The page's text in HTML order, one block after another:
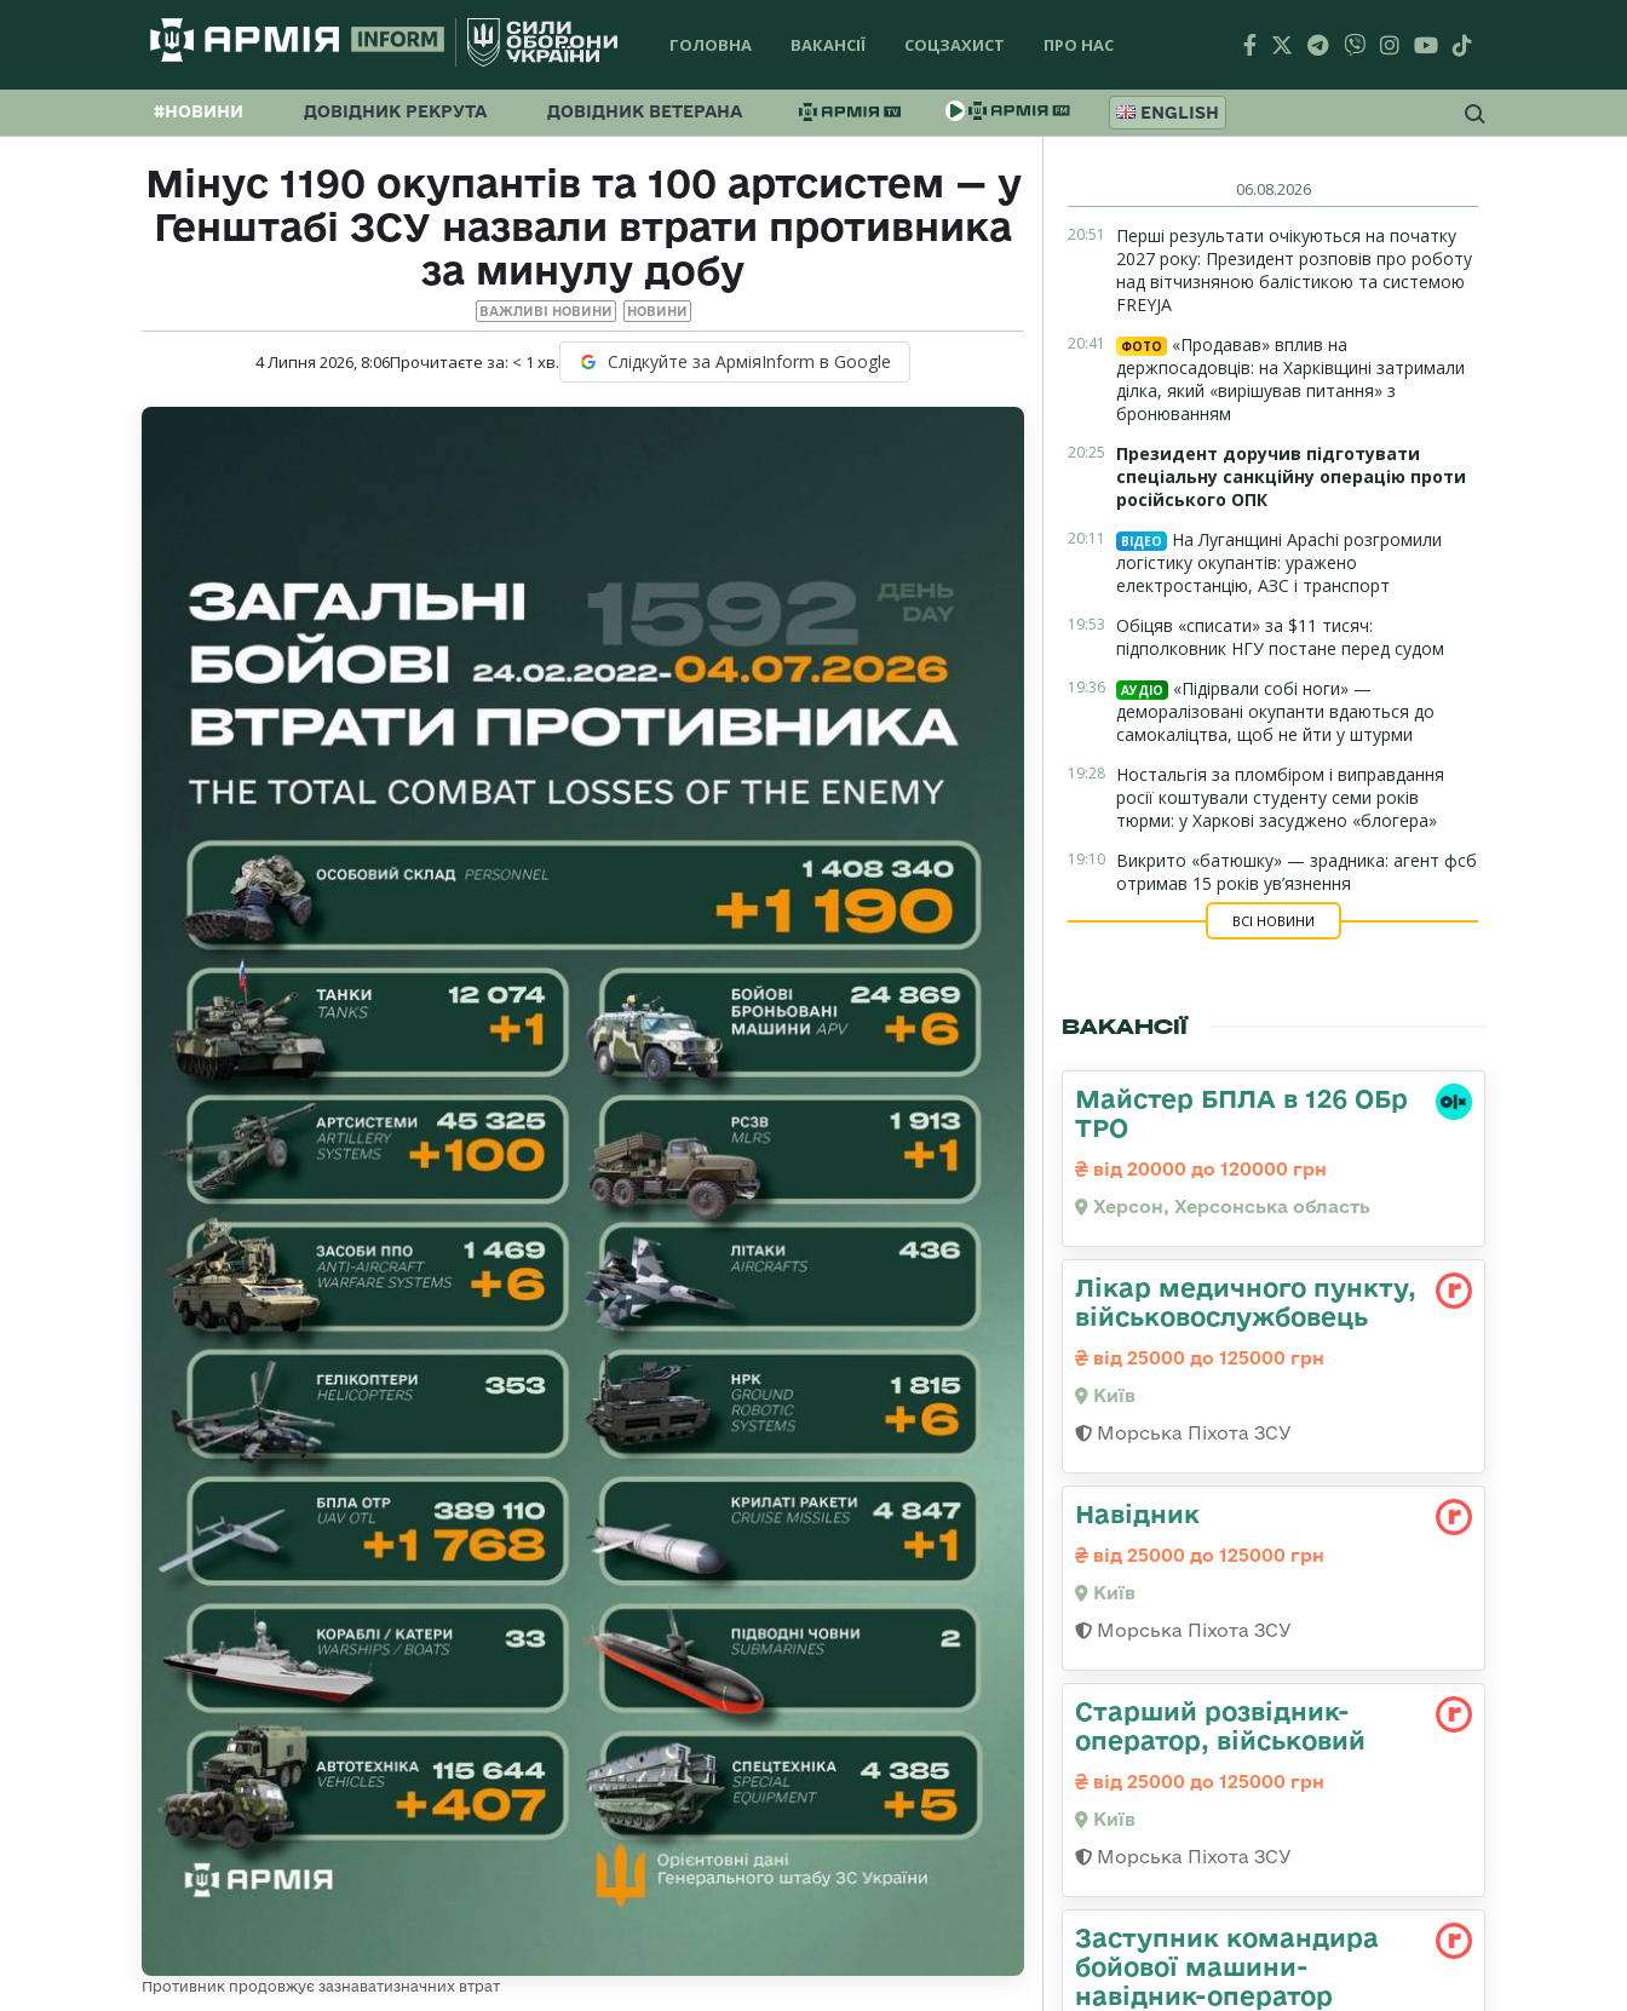
ГОЛОВНА ВАКАНСІЇ СОЦЗАХИСТ ПРО НАС
#НОВИНИ ДОВІДНИК РЕКРУТА ДОВІДНИК ВЕТЕРАНА ENGLISH
Мінус 1190 окупантів та 100 артсистем — у
Генштабі ЗСУ назвали втрати противника
за минулу добу
ВАЖЛИВІ НОВИНИ НОВИНИ
4 Липня 2026, 8:06Прочитаєте за: < 1 хв. Слідкуйте за АрміяInform в Google
Противник продовжує зазнаватизначних втрат
06.08.2026
20:51
Перші результати очікуються на початку
2027 року: Президент розповів про роботу
над вітчизняною балістикою та системою
FREYJA
20:41 ФОТО
«Продавав» вплив на
держпосадовців: на Харківщині затримали
ділка, який «вирішував питання» з
бронюванням
20:25
Президент доручив підготувати
спеціальну санкційну операцію проти
російського ОПК
20:11 ВІДЕО
На Луганщині Apachi розгромили
логістику окупантів: уражено
електростанцію, АЗС і транспорт
19:53 Обіцяв «списати» за $11 тисяч:
підполковник НГУ постане перед судом
19:36 АУДІО
«Підірвали собі ноги» —
деморалізовані окупанти вдаються до
самокаліцтва, щоб не йти у штурми
19:28 Ностальгія за пломбіром і виправдання
росії коштували студенту семи років
тюрми: у Харкові засуджено «блогера»
19:10 Викрито «батюшку» — зрадника: агент фсб
отримав 15 років ув’язнення
ВСІ НОВИНИ
ВАКАНСІЇ
Майстер БПЛА в 126 ОБр
ТРО
від 20000 до 120000 грн
Херсон, Херсонська область
Лікар медичного пункту,
військовослужбовець
від 25000 до 125000 грн
Київ
Морська Піхота ЗСУ
Навідник
від 25000 до 125000 грн
Київ
Морська Піхота ЗСУ
Стаpший pозвідник-
опеpатоp, військовий
від 25000 до 125000 грн
Київ
Морська Піхота ЗСУ
Заступник командира
бойової машини-
навідник-оператор